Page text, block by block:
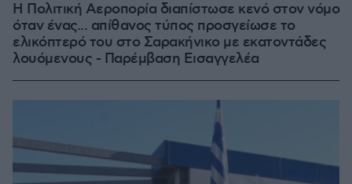
Η Πολιτική Αεροπορία διαπίστωσε κενό στον νόμο
όταν ένας... απίθανος τύπος προσγείωσε το
ελικόπτερό του στο Σαρακήνικο με εκατοντάδες
λουόμενους - Παρέμβαση Εισαγγελέα